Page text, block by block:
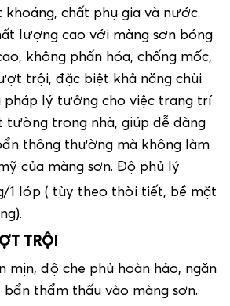
khoáng, chất phụ gia và nước.
lượng cao với màng sơn bóng
không phấn hóa, chống mốc,
trội, đặc biệt khả năng chùi
pháp lý tưởng cho việc trang trí
tường trong nhà, giúp dễ dàng
thông thường mà không làm
của màng sơn. Độ phủ lý
1 lớp ( tùy theo thời tiết, bề mặt
TRỘI
mịn, độ che phủ hoàn hảo, ngăn
bẩn thẩm thấu vào màng sơn.